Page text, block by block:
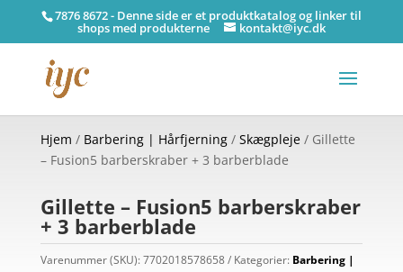
7876 8672 - Denne side er et produktkatalog og linker til
shops med produkterne kontakt@iyc.dk
Hjem / Barbering | Hårfjerning/ Skægpleje/ Gillette
– Fusion5 barberskraber + 3 barberblade
Gillette – Fusion5 barberskraber
+ 3 barberblade
Varenummer (SKU):7702018578658 Kategorier: Barbering |